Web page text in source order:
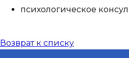
психологическое
Возврат к списку